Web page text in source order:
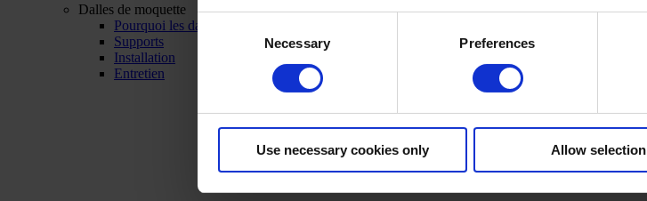
Consent
Necessary Preferences
Use necessary cookies only Allow selection
Dalles de moquette
Pourquoi les dalles de moquette ?
Supports
Installation
Entretien